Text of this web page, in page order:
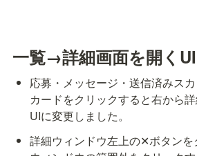
一覧→詳細画面を開く
応募・メッセージ・送信済みス
カードをクリックすると右から
UIに変更しました。
詳細ウィンドウ左上の✕ボタン